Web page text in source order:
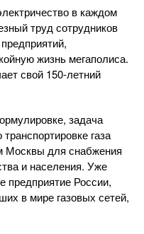
в каждом
труд сотрудников
жизнь мегаполиса.
свой 150-летний
задача
газа
Москвы для снабжения
и населения. Уже
предприятие России,
в мире газовых сетей,